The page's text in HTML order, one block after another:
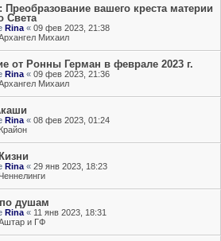
вашего креста материи
Света
Rina « 09 фев 2023, 21:38
Михаил
от Ронны Герман в феврале 2023 г.
Rina « 09 фев 2023, 21:36
Михаил
Rina « 08 фев 2023, 01:24
Крайон
Rina « 29 янв 2023, 18:23
душам
Rina « 11 янв 2023, 18:31
и ГФ